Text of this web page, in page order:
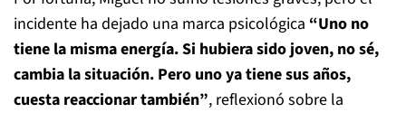
incidente ha dejado una marca psicológica “Uno no
tiene la misma energía. Si hubiera sido joven, no sé,
cambia la situación. Pero uno ya tiene sus años,
cuesta reaccionar también”, reflexionó sobre la